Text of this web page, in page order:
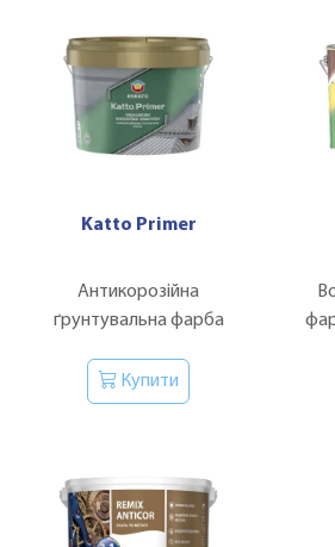
Katto Primer
Антикорозійна
ґрунтувальна фарба
Купити